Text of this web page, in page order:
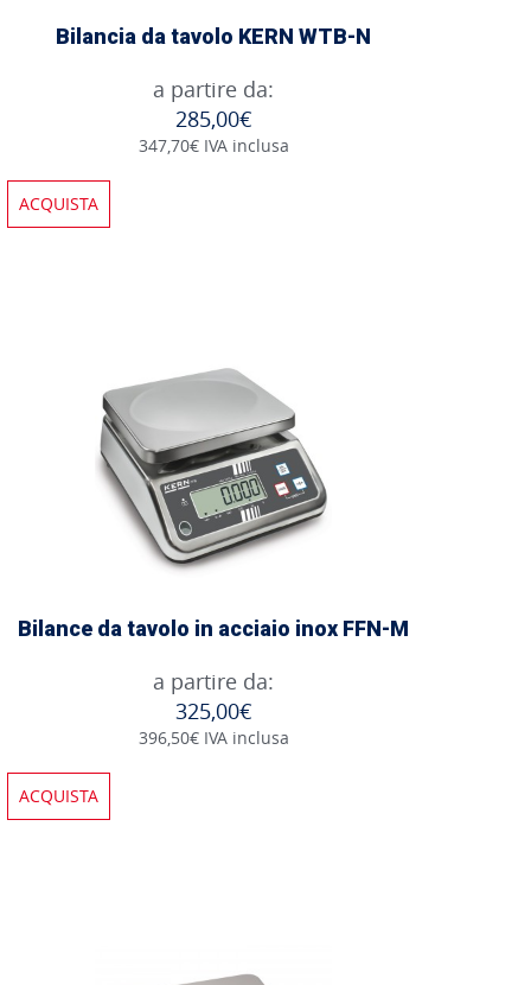
Bilancia da tavolo KERN WTB-N
a partire da:
285,00€
347,70€ IVA inclusa
ACQUISTA
Bilance da tavolo in acciaio inox FFN-M
a partire da:
325,00€
396,50€ IVA inclusa
ACQUISTA